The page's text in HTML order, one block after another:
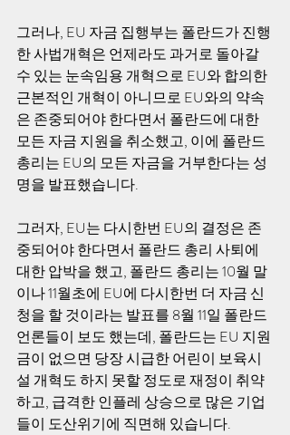
그러나, EU 자금 집행부는 폴란드가 진행
한 사법개혁은 언제라도 과거로 돌아갈
수 있는 눈속임용 개혁으로 EU와 합의한
근본적인 개혁이 아니므로 EU와의 약속
은 존중되어야 한다면서 폴란드에 대한
모든 자금 지원을 취소했고, 이에 폴란드
총리는 EU의 모든 자금을 거부한다는 성
명을 발표했습니다.
그러자, EU는 다시한번 EU의 결정은 존
중되어야 한다면서 폴란드 총리 사퇴에
대한 압박을 했고, 폴란드 총리는 10월 말
이나 11월초에 EU에 다시한번 더 자금 신
청을 할 것이라는 발표를 8월 11일 폴란드
언론들이 보도 했는데, 폴란드는 EU 지원
금이 없으면 당장 시급한 어린이 보육시
설 개혁도 하지 못할 정도로 재정이 취약
하고, 급격한 인플레 상승으로 많은 기업
들이 도산위기에 직면해 있습니다.